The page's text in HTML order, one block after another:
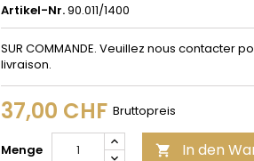
Artikel-Nr.90.011/1400
SUR COMMANDE. Veuillez nous contacter
livraison.
37,00 CHF Bruttopreis
Menge  In den